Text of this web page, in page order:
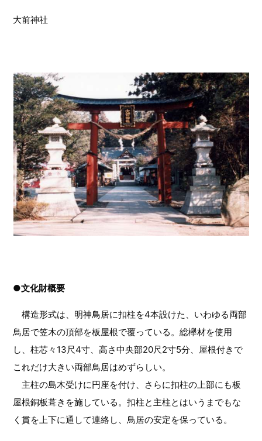
大前神社
●文化財概要
構造形式は、明神鳥居に扣柱を4本設けた、いわゆる両部
鳥居で笠木の頂部を板屋根で覆っている。総欅材を使用
し、柱芯々13尺4寸、高さ中央部20尺2寸5分、屋根付きで
これだけ大きい両部鳥居はめずらしい。
主柱の島木受けに円座を付け、さらに扣柱の上部にも板
屋根銅板葺きを施している。扣柱と主柱とはいうまでもな
く貫を上下に通して連絡し、鳥居の安定を保っている。